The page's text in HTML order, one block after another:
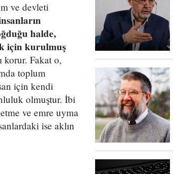
ve devleti
halde,
için kurulmuş
korur. Fakat o,
toplum
için kendi
olmuştur. İbi
ve emre uyma
ise aklın